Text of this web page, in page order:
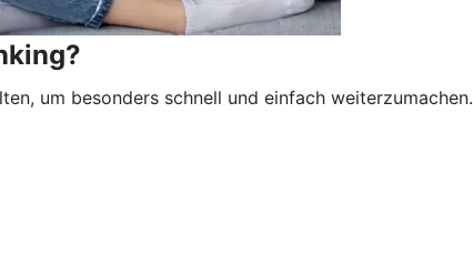
um besonders schnell und einfach weiterzumachen.